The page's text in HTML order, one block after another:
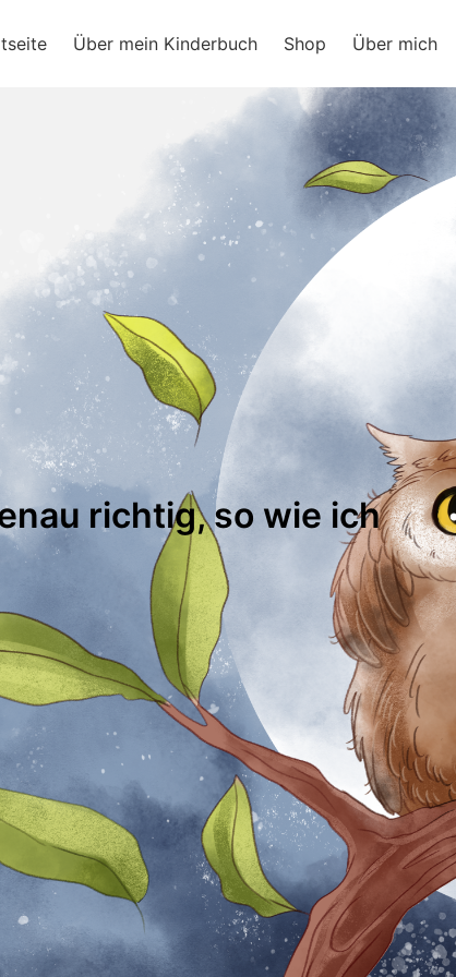
Über mein Kinderbuch Shop Über mich
richtig, so wie ich